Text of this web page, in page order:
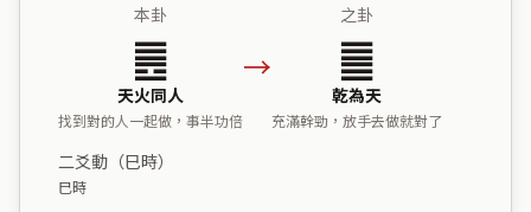
本卦
䷌
天火同人
找到對的人一起做，事半功倍
→
之卦
䷀
乾為天
充滿幹勁，放手去做就對了
二爻動（巳時）
巳時